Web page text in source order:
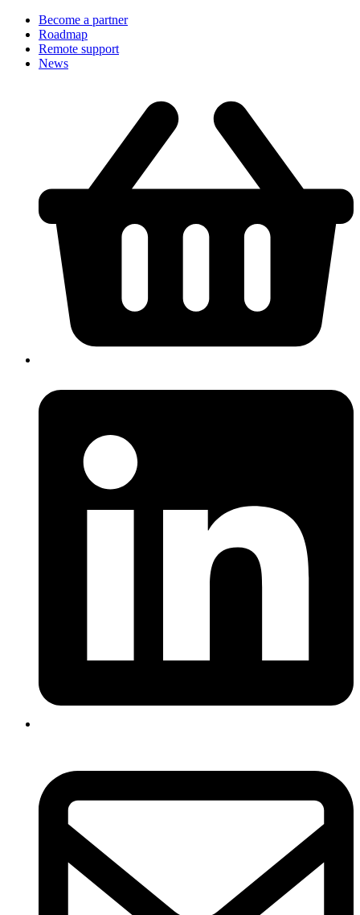
Become a partner
Roadmap
Remote support
News